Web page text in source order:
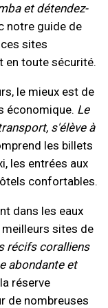
et détendez-
notre guide de
sites
en toute sécurité.
le mieux est de
économique. Le
s'élève à
les billets
les entrées aux
confortables.
dans les eaux
sites de
récifs coralliens
abondante et
réserve
de nombreuses